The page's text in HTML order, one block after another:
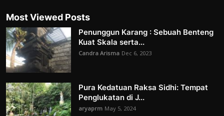
Most Viewed Posts
Penunggun Karang : Sebuah Benteng
Kuat Skala serta...
Candra Arisma Dec 6, 2023
Pura Kedatuan Raksa Sidhi: Tempat
Penglukatan di J...
aryaprm May 5, 2024